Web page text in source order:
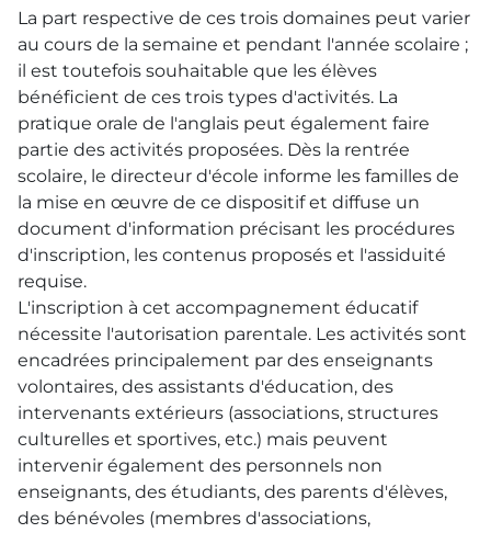
La part respective de ces trois domaines peut varier
au cours de la semaine et pendant l'année scolaire ;
il est toutefois souhaitable que les élèves
bénéficient de ces trois types d'activités. La
pratique orale de l'anglais peut également faire
partie des activités proposées. Dès la rentrée
scolaire, le directeur d'école informe les familles de
la mise en œuvre de ce dispositif et diffuse un
document d'information précisant les procédures
d'inscription, les contenus proposés et l'assiduité
requise.
L'inscription à cet accompagnement éducatif
nécessite l'autorisation parentale. Les activités sont
encadrées principalement par des enseignants
volontaires, des assistants d'éducation, des
intervenants extérieurs (associations, structures
culturelles et sportives, etc.) mais peuvent
intervenir également des personnels non
enseignants, des étudiants, des parents d'élèves,
des bénévoles (membres d'associations,